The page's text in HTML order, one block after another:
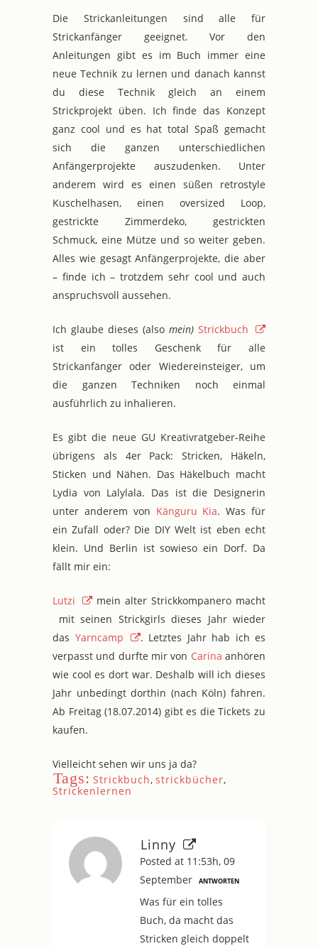
Die Strickanleitungen sind alle für
Strickanfänger geeignet. Vor den
Anleitungen gibt es im Buch immer eine
neue Technik zu lernen und danach kannst
du diese Technik gleich an einem
Strickprojekt üben. Ich finde das Konzept
ganz cool und es hat total Spaß gemacht
sich die ganzen unterschiedlichen
Anfängerprojekte auszudenken. Unter
anderem wird es einen süßen retrostyle
Kuschelhasen, einen oversized Loop,
gestrickte Zimmerdeko, gestrickten
Schmuck, eine Mütze und so weiter geben.
Alles wie gesagt Anfängerprojekte, die aber
– finde ich – trotzdem sehr cool und auch
anspruchsvoll aussehen.
Ich glaube dieses (also mein) Strickbuch
ist ein tolles Geschenk für alle
Strickanfänger oder Wiedereinsteiger, um
die ganzen Techniken noch einmal
ausführlich zu inhalieren.
Es gibt die neue GU Kreativratgeber-Reihe
übrigens als 4er Pack: Stricken, Häkeln,
Sticken und Nähen. Das Häkelbuch macht
Lydia von Lalylala. Das ist die Designerin
unter anderem von Känguru Kia. Was für
ein Zufall oder? Die DIY Welt ist eben echt
klein. Und Berlin ist sowieso ein Dorf. Da
fällt mir ein:
Lutzi
mein alter Strickkompanero macht
mit seinen Strickgirls dieses Jahr wieder
das Yarncamp
. Letztes Jahr hab ich es
verpasst und durfte mir von Carina anhören
wie cool es dort war. Deshalb will ich dieses
Jahr unbedingt dorthin (nach Köln) fahren.
Ab Freitag (18.07.2014) gibt es die Tickets zu
kaufen.
Vielleicht sehen wir uns ja da?
Tags: Strickbuch,strickbücher,
Strickenlernen
Linny
Posted at 11:53h, 09
September
ANTWORTEN
Was für ein tolles
Buch, da macht das
Stricken gleich doppelt